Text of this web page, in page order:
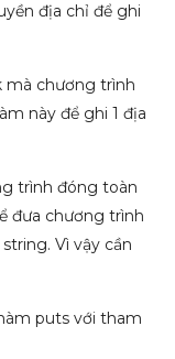
địa chỉ để ghi
mà chương trình
này để ghi 1 địa
trình đóng toàn
đưa chương trình
Vì vậy cần
puts với tham